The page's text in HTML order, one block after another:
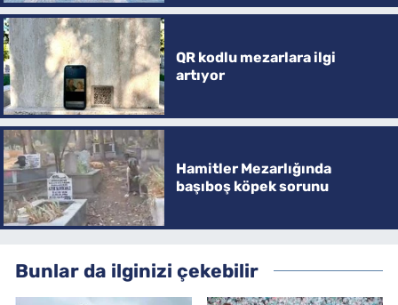
QR kodlu mezarlara ilgi
artıyor
Hamitler Mezarlığında
başıboş köpek sorunu
Bunlar da ilginizi çekebilir